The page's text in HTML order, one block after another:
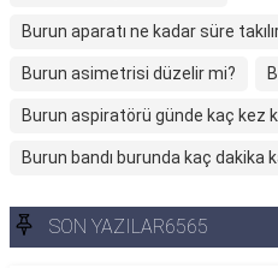
Burun aparatı ne kadar süre
Burun asimetrisi düzelir mi?
Burun aspiratörü günde kaç kez
Burun bandı burunda kaç dakika
SON YAZILAR6565